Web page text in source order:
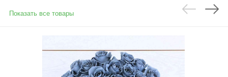
Показать все товары